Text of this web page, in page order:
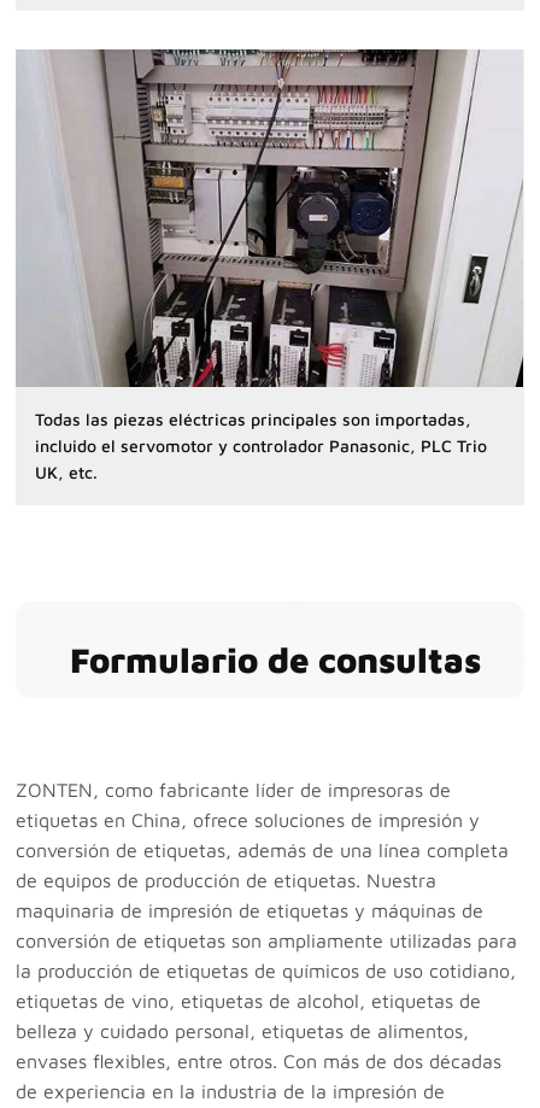
Todas las piezas eléctricas principales son importadas,
incluido el servomotor y controlador Panasonic, PLC Trio
UK, etc.
Formulario de consultas
ZONTEN, como fabricante líder de impresoras de
etiquetas en China, ofrece soluciones de impresión y
conversión de etiquetas, además de una línea completa
de equipos de producción de etiquetas. Nuestra
maquinaria de impresión de etiquetas y máquinas de
conversión de etiquetas son ampliamente utilizadas para
la producción de etiquetas de químicos de uso cotidiano,
etiquetas de vino, etiquetas de alcohol, etiquetas de
belleza y cuidado personal, etiquetas de alimentos,
envases flexibles, entre otros. Con más de dos décadas
de experiencia en la industria de la impresión de